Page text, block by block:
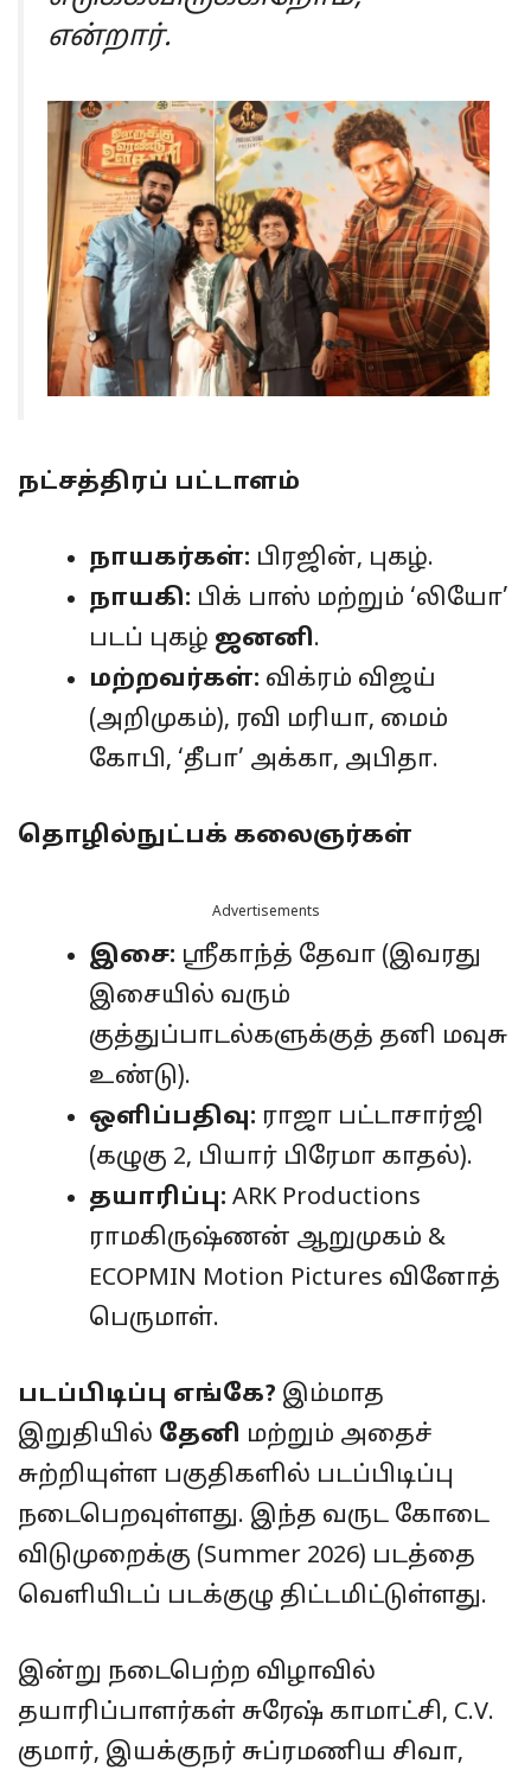
என்றார்.
நட்சத்திரப் பட்டாளம்
நாயகர்கள்: பிரஜின், புகழ்.
நாயகி: பிக் பாஸ் மற்றும் ‘லியோ’
படப் புகழ் ஜனனி.
மற்றவர்கள்: விக்ரம் விஜய்
(அறிமுகம்), ரவி மரியா, மைம்
கோபி, ‘தீபா’ அக்கா, அபிதா.
தொழில்நுட்பக் கலைஞர்கள்
Advertisements
இசை: ஸ்ரீகாந்த் தேவா (இவரது
இசையில் வரும்
குத்துப்பாடல்களுக்குத் தனி மவுசு
உண்டு).
ஒளிப்பதிவு: ராஜா பட்டாசார்ஜி
(கழுகு 2, பியார் பிரேமா காதல்).
தயாரிப்பு: ARK Productions
ராமகிருஷ்ணன் ஆறுமுகம் &
ECOPMIN Motion Pictures வினோத்
பெருமாள்.
படப்பிடிப்பு எங்கே? இம்மாத
இறுதியில் தேனி மற்றும் அதைச்
சுற்றியுள்ள பகுதிகளில் படப்பிடிப்பு
நடைபெறவுள்ளது. இந்த வருட கோடை
விடுமுறைக்கு (Summer 2026) படத்தை
வெளியிடப் படக்குழு திட்டமிட்டுள்ளது.
இன்று நடைபெற்ற விழாவில்
தயாரிப்பாளர்கள் சுரேஷ் காமாட்சி, C.V.
குமார், இயக்குநர் சுப்ரமணிய சிவா,